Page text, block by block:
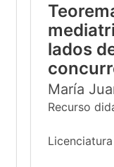
lados
María
Recurso
Licenciatura